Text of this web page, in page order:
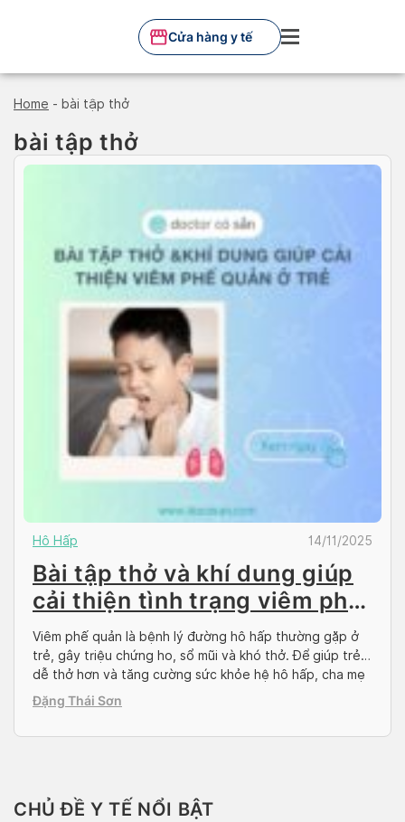
Cửa hàng y tế
Home - bài tập thở
bài tập thở
Hô Hấp 14/11/2025
Bài tập thở và khí dung giúp
cải thiện tình trạng viêm phế
quản ở trẻ
Viêm phế quản là bệnh lý đường hô hấp thường gặp ở
trẻ, gây triệu chứng ho, sổ mũi và khó thở. Để giúp trẻ
dễ thở hơn và tăng cường sức khỏe hệ hô hấp, cha mẹ
có thể áp dụng các bài tập thở đơn giản ngay tại nhà.
Bài viết này của […]
Đặng Thái Sơn
CHỦ ĐỀ Y TẾ NỔI BẬT